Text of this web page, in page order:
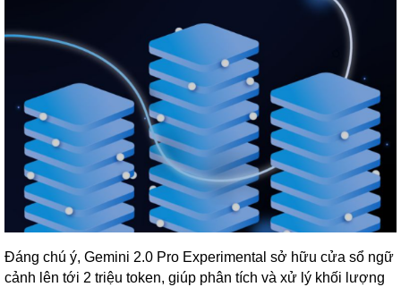
Đáng chú ý, Gemini 2.0 Pro Experimental sở hữu cửa sổ ngữ
cảnh lên tới 2 triệu token, giúp phân tích và xử lý khối lượng